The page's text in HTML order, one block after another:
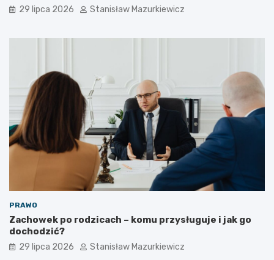
29 lipca 2026 Stanisław Mazurkiewicz
PRAWO
Zachowek po rodzicach – komu przysługuje i jak go
dochodzić?
29 lipca 2026 Stanisław Mazurkiewicz